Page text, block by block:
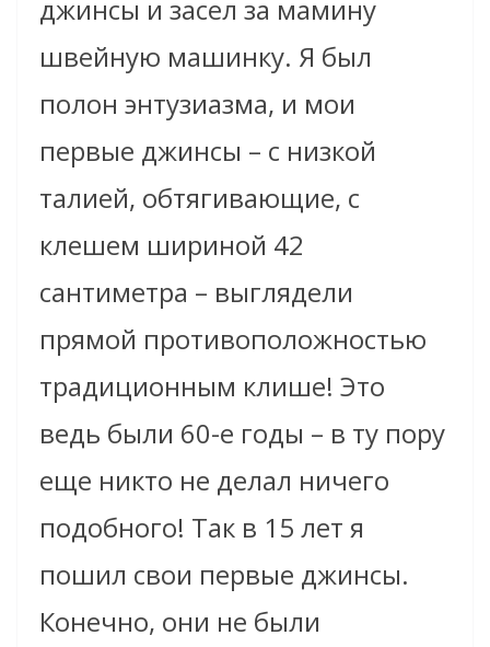
джинсы и засел за мамину
швейную машинку. Я был
полон энтузиазма, и мои
первые джинсы – с низкой
талией, обтягивающие, с
клешем шириной 42
сантиметра – выглядели
прямой противоположностью
традиционным клише! Это
ведь были 60-е годы – в ту пору
еще никто не делал ничего
подобного! Так в 15 лет я
пошил свои первые джинсы.
Конечно, они не были